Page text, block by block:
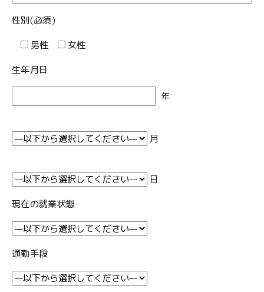
性別(必須)
男性
女性
生年月日
年
月
日
現在の就業状態
通勤手段